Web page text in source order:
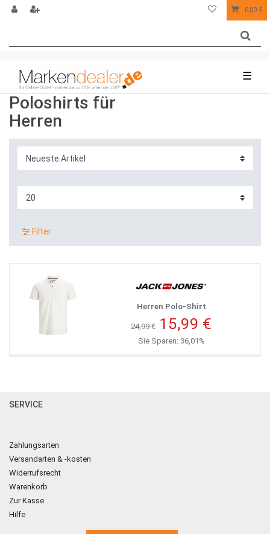
0,00 €
☰
Poloshirts für
Herren
Filter
Herren Polo-Shirt
24,99 € 15,99 €
Sie Sparen: 36,01%
SERVICE
Zahlungsarten
Versandarten & -kosten
Widerrufsrecht
Warenkorb
Zur Kasse
Hilfe